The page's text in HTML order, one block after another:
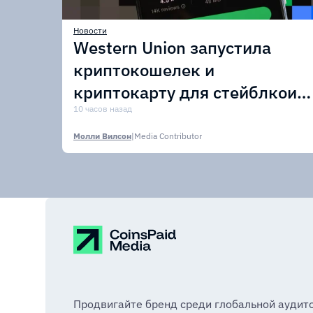
Новости
Western Union запустила
криптокошелек и
криптокарту для
USDPT
10 часов назад
Молли Вилсон|Media Contributor
Продвигайте бренд среди глобальной